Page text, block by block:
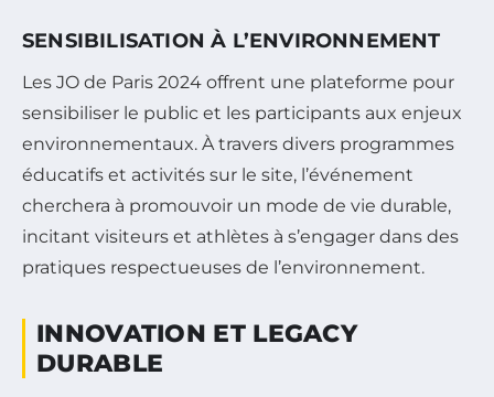
SENSIBILISATION À L’ENVIRONNEMENT
Les JO de Paris 2024 offrent une plateforme pour
sensibiliser le public et les participants aux enjeux
environnementaux. À travers divers programmes
éducatifs et activités sur le site, l’événement
cherchera à promouvoir un mode de vie durable,
incitant visiteurs et athlètes à s’engager dans des
pratiques respectueuses de l’environnement.
INNOVATION ET LEGACY
DURABLE